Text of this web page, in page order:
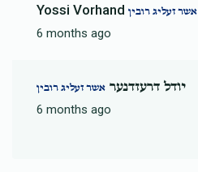
Yossi Vorhand אשר זעליג רובין
6 months ago
יודל דרעזדנער אשר זעליג רובין
6 months ago